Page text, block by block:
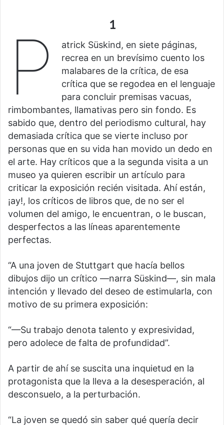
1
P
atrick Süskind, en siete páginas,
recrea en un brevísimo cuento los
malabares de la crítica, de esa
crítica que se regodea en el lenguaje
para concluir premisas vacuas,
rimbombantes, llamativas pero sin fondo. Es
sabido que, dentro del periodismo cultural, hay
demasiada crítica que se vierte incluso por
personas que en su vida han movido un dedo en
el arte. Hay críticos que a la segunda visita a un
museo ya quieren escribir un artículo para
criticar la exposición recién visitada. Ahí están,
¡ay!, los críticos de libros que, de no ser el
volumen del amigo, le encuentran, o le buscan,
desperfectos a las líneas aparentemente
perfectas.
“A una joven de Stuttgart que hacía bellos
dibujos dijo un crítico —narra Süskind—, sin mala
intención y llevado del deseo de estimularla, con
motivo de su primera exposición:
“—Su trabajo denota talento y expresividad,
pero adolece de falta de profundidad”.
A partir de ahí se suscita una inquietud en la
protagonista que la lleva a la desesperación, al
desconsuelo, a la perturbación.
“La joven se quedó sin saber qué quería decir